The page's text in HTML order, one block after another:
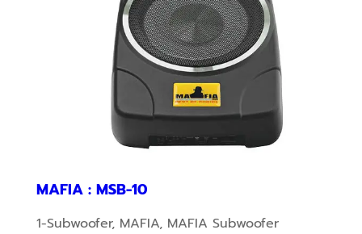
MAFIA : MSB-10
1-Subwoofer, MAFIA, MAFIA Subwoofer